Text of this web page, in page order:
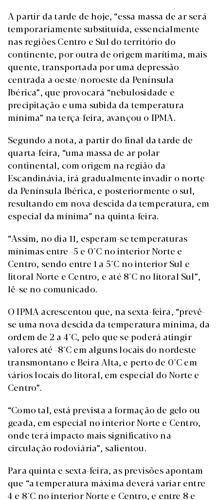
A partir da tarde de hoje, “essa massa de ar será
temporariamente substituída, essencialmente
nas regiões Centro e Sul do território do
continente, por outra de origem marítima, mais
quente, transportada por uma depressão
centrada a oeste/noroeste da Península
Ibérica”, que provocará “nebulosidade e
precipitação e uma subida da temperatura
mínima” na terça-feira, avançou o IPMA.
Segundo a nota, a partir do final da tarde de
quarta-feira, “uma massa de ar polar
continental, com origem na região da
Escandinávia, irá gradualmente invadir o norte
da Península Ibérica, e posteriormente o sul,
resultando em nova descida da temperatura, em
especial da mínima” na quinta-feira.
“Assim, no dia 11, esperam-se temperaturas
mínimas entre -5 e 0°C no interior Norte e
Centro, sendo entre 1 a 5°C no interior Sul e
litoral Norte e Centro, e até 8°C no litoral Sul”,
lê-se no comunicado.
O IPMA acrescentou que, na sexta-feira, “prevê-
se uma nova descida da temperatura mínima, da
ordem de 2 a 4°C, pelo que se poderá atingir
valores até -8°C em alguns locais do nordeste
transmontano e Beira Alta, e perto de 0°C em
vários locais do litoral, em especial do Norte e
Centro”.
“Como tal, está prevista a formação de gelo ou
geada, em especial no interior Norte e Centro,
onde terá impacto mais significativo na
circulação rodoviária”, salientou.
Para quinta e sexta-feira, as previsões apontam
que “a temperatura máxima deverá variar entre
4 e 8°C no interior Norte e Centro, e entre 8 e